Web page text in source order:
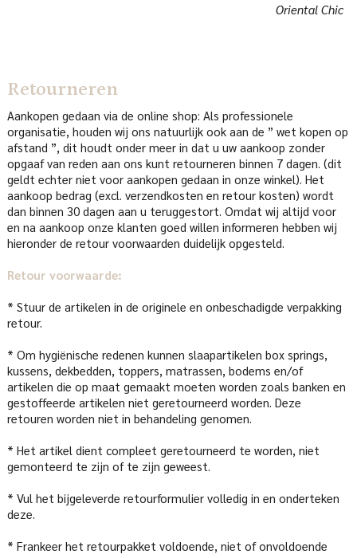
Oriental Chic
Retourneren
Aankopen gedaan via de online shop: Als professionele
organisatie, houden wij ons natuurlijk ook aan de ” wet kopen op
afstand ”, dit houdt onder meer in dat u uw aankoop zonder
opgaaf van reden aan ons kunt retourneren binnen 7 dagen. (dit
geldt echter niet voor aankopen gedaan in onze winkel). Het
aankoop bedrag (excl. verzendkosten en retour kosten) wordt
dan binnen 30 dagen aan u teruggestort. Omdat wij altijd voor
en na aankoop onze klanten goed willen informeren hebben wij
hieronder de retour voorwaarden duidelijk opgesteld.
Retour voorwaarde:
* Stuur de artikelen in de originele en onbeschadigde verpakking
retour.
* Om hygiënische redenen kunnen slaapartikelen box springs,
kussens, dekbedden, toppers, matrassen, bodems en/of
artikelen die op maat gemaakt moeten worden zoals banken en
gestoffeerde artikelen niet geretourneerd worden. Deze
retouren worden niet in behandeling genomen.
* Het artikel dient compleet geretourneerd te worden, niet
gemonteerd te zijn of te zijn geweest.
* Vul het bijgeleverde retourformulier volledig in en onderteken
deze.
* Frankeer het retourpakket voldoende, niet of onvoldoende